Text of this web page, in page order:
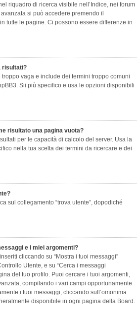
riquadro di ricerca visibile nell’Indice, nei forum
si può accedere premendo il
tutte le pagine. Ci possono essere differenze in
risultati?
vaga e include dei termini troppo comuni
Sii più specifico e usa le opzioni disponibili
risultato una pagina vuota?
per le capacità di calcolo del server. Usa la
nella tua scelta dei termini da ricercare e dei
sul collegamento “trova utente”, dopodiché
e i miei argomenti?
cliccando su “Mostra i tuoi messaggi”
Utente, e su “Cerca i messaggi
del tuo profilo. Puoi cercare i tuoi argomenti,
compilando i vari campi opportunamente.
i tuoi messaggi, cliccando sull’omonima
disponibile in ogni pagina della Board.